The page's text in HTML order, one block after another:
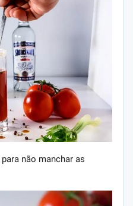
não manchar as